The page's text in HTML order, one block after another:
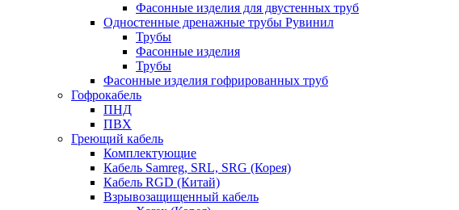
Фасонные изделия для двустенных труб
Одностенные дренажные трубы Рувинил
Трубы
Фасонные изделия
Трубы
Фасонные изделия гофрированных труб
Гофрокабель
ПНД
ПВХ
Греющий кабель
Комплектующие
Кабель Samreg, SRL, SRG (Корея)
Кабель RGD (Китай)
Взрывозащищенный кабель